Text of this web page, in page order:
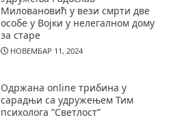
Миловановић у вези смрти две
особе у Војки у нелегалном дому
за старе
НОВЕМБАР 11, 2024
Одржана online трибина у
сарадњи са удружењем Тим
психолога ”Светлост”